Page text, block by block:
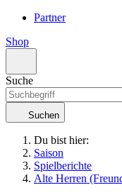
Partner
Shop
Suche
Suchen
Du bist hier:
Saison
Spielberichte
Alte Herren